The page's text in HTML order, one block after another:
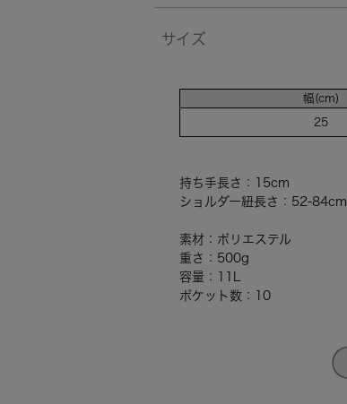
サイズ
幅(cm)
25
持ち手長さ：15cm
ショルダー紐長さ：52-84cm
素材：ポリエステル
重さ：500g
容量：11L
ポケット数：10